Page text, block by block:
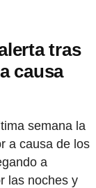
tras
causa
semana la
a causa de los
a
las noches y